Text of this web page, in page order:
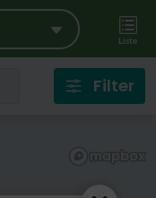
Liste
Filter